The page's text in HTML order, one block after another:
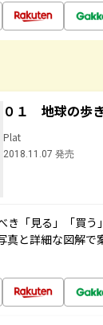
０１ 地球の歩
Plat
2018.11.07 発売
き「見る」「買う
真と詳細な図解で